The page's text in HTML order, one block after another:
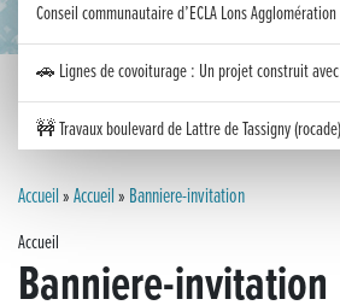
Conseil communautaire d’ECLA Lons Agglomération
🚗 Lignes de covoiturage : Un projet construit
🚧 Travaux boulevard de Lattre de Tassigny (rocade)
Inauguration nouvelle station d’épuration (STEP) de
Festival des solutions écologiques 2026
Accueil»Accueil» Banniere-invitation
Accueil
Banniere-invitation